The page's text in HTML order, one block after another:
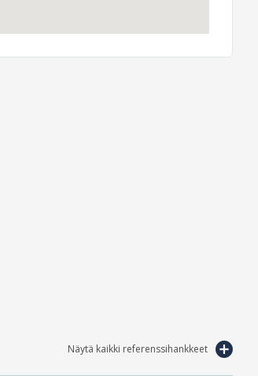
Näytä kaikki referenssihankkeet